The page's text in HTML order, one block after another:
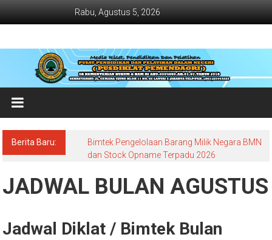
Rabu, Agustus 5, 2026
Jadwal
Bimtek
dan
Diklat
Terbaru
Dan
Berita Baru:
Bimtek Pengelolaan Barang Milik Negara BMN
dan Stock Opname Terpadu 2026
JADWAL BULAN AGUSTUS
Jadwal Diklat / Bimtek Bulan